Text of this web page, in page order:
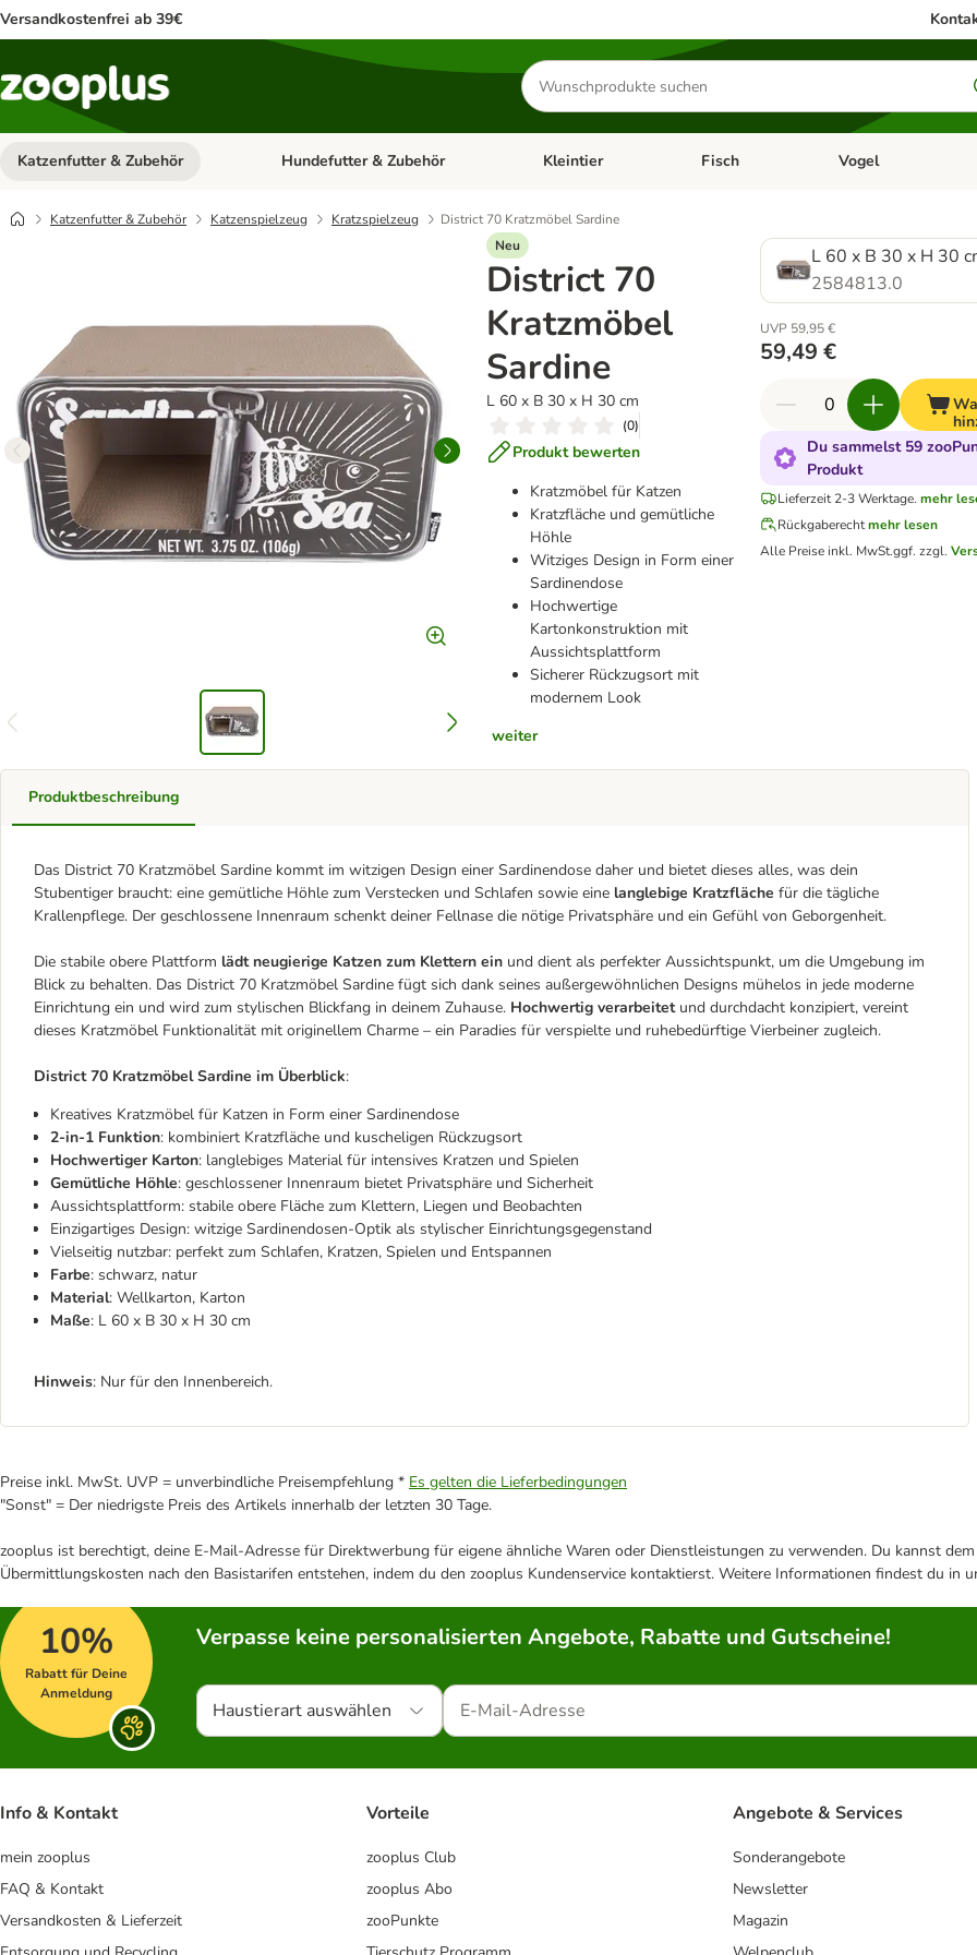
Versandkostenfrei ab 39€
Produkte
suchen
Katzenfutter & Zubehör Kategorie-Menü öffnen: Katzenfutter & Zubehör
Hundefutter & Zubehör Kategorie-Menü öffnen: Hundefutter & Zubehör
Kleintier Kategorie-Menü öffnen: Kleintier
Fisch Kategorie-Menü
Vogel
Katzenfutter & Zubehör Katzenspielzeug Kratzspielzeug
District 70 Kratzmöbel Sardine
Neu
District 70
Kratzmöbel
Sardine
L 60 x B 30 x H 30 cm
(0)
Produkt bewerten
Kratzmöbel für Katzen
Kratzfläche und gemütliche
Höhle
Witziges Design in Form einer
Sardinendose
Hochwertige
Kartonkonstruktion mit
Aussichtsplattform
Sicherer Rückzugsort mit
modernem Look
weiter
L 60 x B 30 x H 30
2584813.0
UVP 59,95 €
59,49 €
Du sammelst 59
Produkt
Lieferzeit 2-3 Werktage. mehr
Rückgaberecht mehr lesen
Alle Preise inkl. MwSt.ggf. zzgl.
Produktbeschreibung
Das District 70 Kratzmöbel Sardine kommt im witzigen Design einer Sardinendose daher und bietet dieses alles, was dein
Stubentiger braucht: eine gemütliche Höhle zum Verstecken und Schlafen sowie eine langlebige Kratzfläche für die tägliche
Krallenpflege. Der geschlossene Innenraum schenkt deiner Fellnase die nötige Privatsphäre und ein Gefühl von Geborgenheit.
Die stabile obere Plattform lädt neugierige Katzen zum Klettern ein und dient als perfekter Aussichtspunkt, um die Umgebung im
Blick zu behalten. Das District 70 Kratzmöbel Sardine fügt sich dank seines außergewöhnlichen Designs mühelos in jede moderne
Einrichtung ein und wird zum stylischen Blickfang in deinem Zuhause. Hochwertig verarbeitet und durchdacht konzipiert, vereint
dieses Kratzmöbel Funktionalität mit originellem Charme – ein Paradies für verspielte und ruhebedürftige Vierbeiner zugleich.
District 70 Kratzmöbel Sardine im Überblick:
Kreatives Kratzmöbel für Katzen in Form einer Sardinendose
2-in-1 Funktion: kombiniert Kratzfläche und kuscheligen Rückzugsort
Hochwertiger Karton: langlebiges Material für intensives Kratzen und Spielen
Gemütliche Höhle: geschlossener Innenraum bietet Privatsphäre und Sicherheit
Aussichtsplattform: stabile obere Fläche zum Klettern, Liegen und Beobachten
Einzigartiges Design: witzige Sardinendosen-Optik als stylischer Einrichtungsgegenstand
Vielseitig nutzbar: perfekt zum Schlafen, Kratzen, Spielen und Entspannen
Farbe: schwarz, natur
Material: Wellkarton, Karton
Maße: L 60 x B 30 x H 30 cm
Hinweis: Nur für den Innenbereich.
Preise inkl. MwSt. UVP = unverbindliche Preisempfehlung * Es gelten die Lieferbedingungen
"Sonst" = Der niedrigste Preis des Artikels innerhalb der letzten 30 Tage.
zooplus ist berechtigt, deine E-Mail-Adresse für Direktwerbung für eigene ähnliche Waren oder Dienstleistungen zu verwenden. Du kannst
Übermittlungskosten nach den Basistarifen entstehen, indem du den zooplus Kundenservice kontaktierst. Weitere Informationen findest du in
10%
Rabatt für Deine
Anmeldung
Verpasse keine personalisierten Angebote, Rabatte und Gutscheine!
Haustierart auswählen
Info & Kontakt
mein zooplus
FAQ & Kontakt
Versandkosten & Lieferzeit
Vorteile
zooplus Club
zooplus Abo
zooPunkte
Angebote & Services
Sonderangebote
Newsletter
Magazin